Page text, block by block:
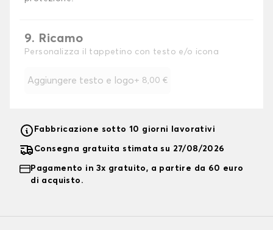
9. Ricamo
Personalizza il tappetino con testo e/o icona
Aggiungere testo e logo+ 8,00 €
Fabbricazione sotto 10 giorni lavorativi
Consegna gratuita stimata su 27/08/2026
Pagamento in 3x gratuito, a partire da 60 euro
di acquisto.